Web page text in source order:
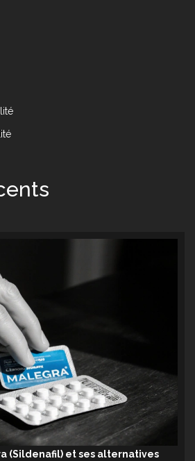
(Sildenafil) et ses alternatives